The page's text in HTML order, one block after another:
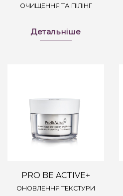
ОЧИЩЕННЯ ТА ПІЛІНГ
Детальніше
PRO BE ACTIVE+
ОНОВЛЕННЯ ТЕКСТУРИ